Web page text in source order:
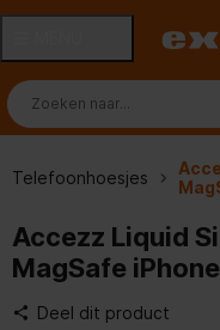
Telefoonhoesjes
Accezz Liquid
MagSafe
Deel dit product